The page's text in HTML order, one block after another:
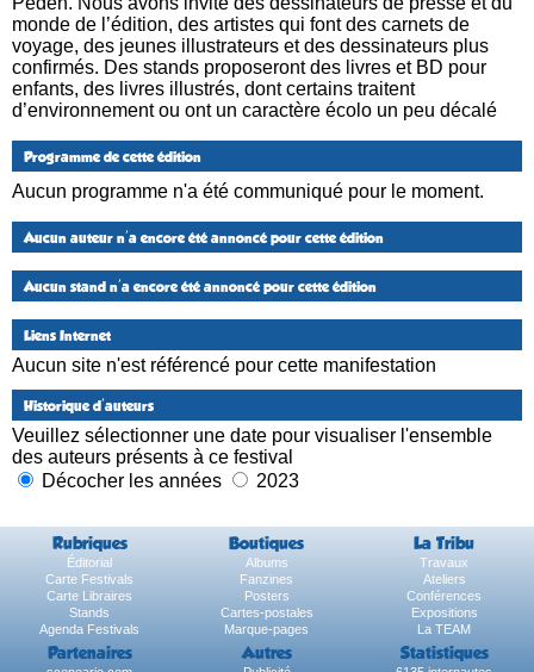
monde de l’édition, des artistes qui font des carnets de
voyage, des jeunes illustrateurs et des dessinateurs plus
confirmés. Des stands proposeront des livres et BD pour
enfants, des livres illustrés, dont certains traitent
d’environnement ou ont un caractère écolo un peu décalé
Programme de cette édition
Aucun programme n'a été communiqué pour le moment.
Aucun auteur n'a encore été annoncé pour cette édition
Aucun stand n'a encore été annoncé pour cette édition
Liens Internet
Aucun site n'est référencé pour cette manifestation
Historique d'auteurs
Veuillez sélectionner une date pour visualiser l'ensemble
des auteurs présents à ce festival
Décocher les années
2023
Rubriques Boutiques La Tribu
Éditorial Albums
Travaux
Carte Festivals
Fanzines
Ateliers
Carte Libraires
Posters
Conférences
Stands
Cartes-postales
Expositions
Agenda Festivals
Marque-pages La TEAM
Partenaires Autres Statistiques